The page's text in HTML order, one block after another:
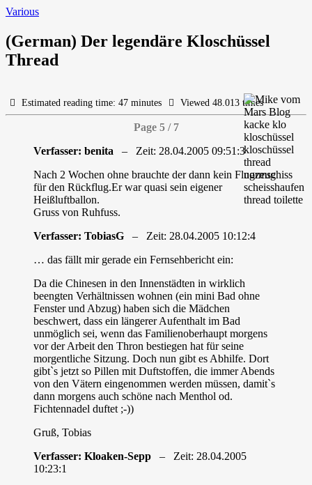
Various
(German) Der legendäre Kloschüssel
Thread
Estimated reading time: 47 minutes Viewed 48.013 times
Page 5 / 7
Verfasser: benita – Zeit: 28.04.2005 09:51:3
Nach 2 Wochen ohne brauchte der dann kein Flugzeug
für den Rückflug.Er war quasi sein eigener
Heißluftballon.
Gruss von Ruhfuss.
Verfasser: TobiasG – Zeit: 28.04.2005 10:12:4
… das fällt mir gerade ein Fernsehbericht ein:
Da die Chinesen in den Innenstädten in wirklich
beengten Verhältnissen wohnen (ein mini Bad ohne
Fenster und Abzug) haben sich die Mädchen
beschwert, dass ein längerer Aufenthalt im Bad
unmöglich sei, wenn das Familienoberhaupt morgens
vor der Arbeit den Thron bestiegen hat für seine
morgentliche Sitzung. Doch nun gibt es Abhilfe. Dort
gibt`s jetzt so Pillen mit Duftstoffen, die immer Abends
von den Vätern eingenommen werden müssen, damit`s
dann morgens auch schöne nach Menthol od.
Fichtennadel duftet ;-))
Gruß, Tobias
Verfasser: Kloaken-Sepp – Zeit: 28.04.2005
10:23:1